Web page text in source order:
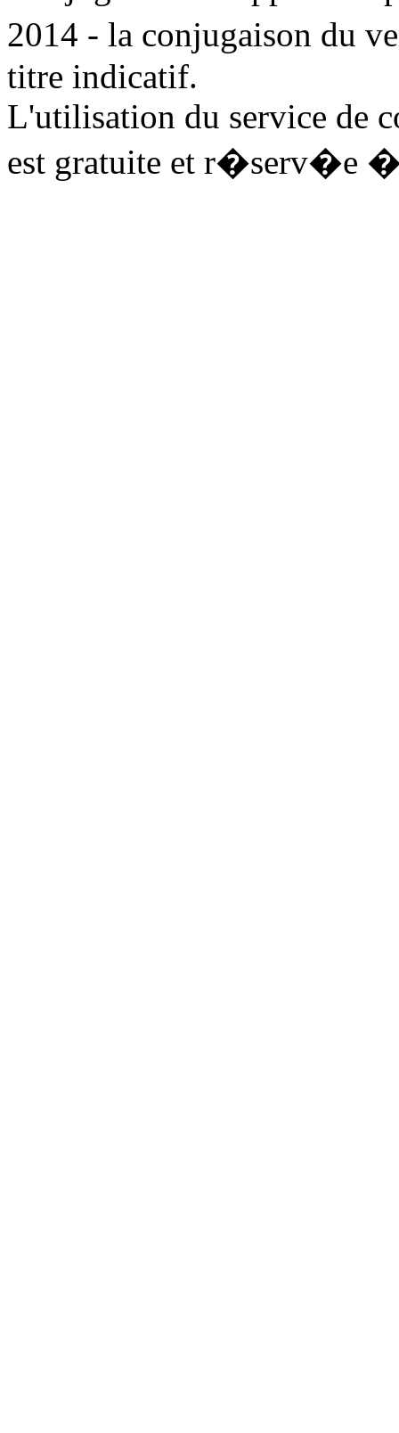
2014 - la conjugaison du
titre indicatif.
L'utilisation du service de
est gratuite et r�serv�e �